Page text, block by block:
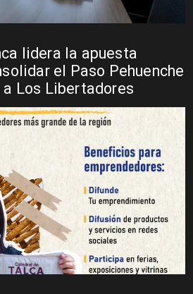
lidera la apuesta
el Paso Pehuenche
Los Libertadores